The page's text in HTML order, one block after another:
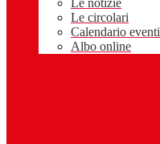
Le notizie
Le circolari
Calendario eventi
Albo online